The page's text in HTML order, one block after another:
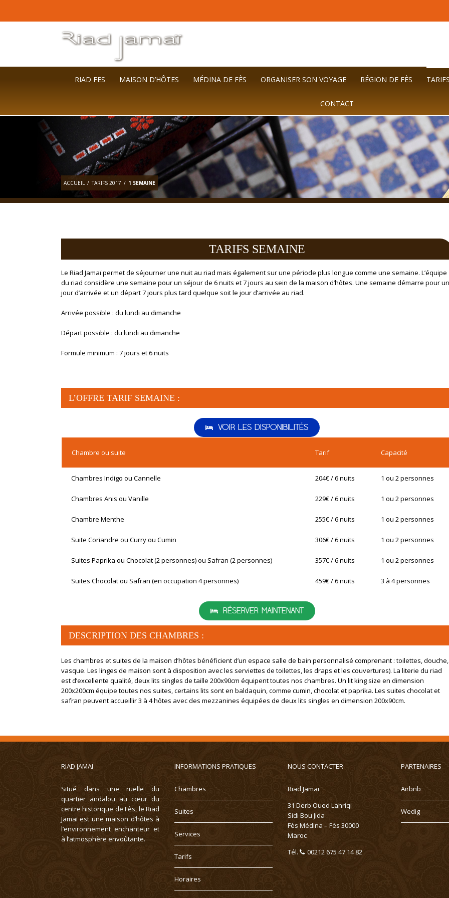
RIAD FES MAISON D’HÔTES MÉDINA DE FÈS ORGANISER SON VOYAGE RÉGION DE FÈS
CONTACT
ACCUEIL / TARIFS 2017 / 1 SEMAINE
TARIFS SEMAINE
Le Riad Jamaï permet de séjourner une nuit au riad mais également sur une période plus longue comme une semaine. L’équipe
du riad considère une semaine pour un séjour de 6 nuits et 7 jours au sein de la maison d’hôtes. Une semaine démarre pour un
jour d’arrivée et un départ 7 jours plus tard quelque soit le jour d’arrivée au riad.
Arrivée possible : du lundi au dimanche
Départ possible : du lundi au dimanche
Formule minimum : 7 jours et 6 nuits
L’OFFRE TARIF SEMAINE :
VOIR LES DISPONIBILITÉS
Chambre ou suite Tarif Capacité
Chambres Indigo ou Cannelle 204€ / 6 nuits 1 ou 2 personnes
Chambres Anis ou Vanille 229€ / 6 nuits 1 ou 2 personnes
Chambre Menthe 255€ / 6 nuits 1 ou 2 personnes
Suite Coriandre ou Curry ou Cumin 306€ / 6 nuits 1 ou 2 personnes
Suites Paprika ou Chocolat (2 personnes) ou Safran (2 personnes) 357€ / 6 nuits 1 ou 2 personnes
Suites Chocolat ou Safran (en occupation 4 personnes) 459€ / 6 nuits 3 à 4 personnes
RÉSERVER MAINTENANT
DESCRIPTION DES CHAMBRES :
Les chambres et suites de la maison d’hôtes bénéficient d’un espace salle de bain personnalisé comprenant : toilettes, douche,
vasque. Les linges de maison sont à disposition avec les serviettes de toilettes, les draps et les couvertures). La literie du riad
est d’excellente qualité, deux lits singles de taille 200x90cm équipent toutes nos chambres. Un lit king size en dimension
200x200cm équipe toutes nos suites, certains lits sont en baldaquin, comme cumin, chocolat et paprika. Les suites chocolat et
safran peuvent accueillir 3 à 4 hôtes avec des mezzanines équipées de deux lits singles en dimension 200x90cm.
RIAD JAMAÏ
Situé dans une ruelle du
quartier andalou au cœur du
centre historique de Fès, le Riad
Jamaï est une maison d’hôtes à
l’environnement enchanteur et
à l’atmosphère envoûtante.
INFORMATIONS PRATIQUES
Chambres
Suites
Services
Tarifs
Horaires
NOUS CONTACTER
Riad Jamaï
31 Derb Oued Lahriqi
Sidi Bou Jida
Fès Médina – Fès 30000
Maroc
Tél.
00212 675 47 14 82
PARTENAIRES
Airbnb
Wedig